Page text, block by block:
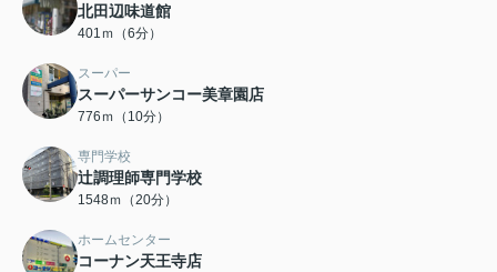
北田辺味道館
401ｍ（6分）
スーパー
スーパーサンコー美章園店
776ｍ（10分）
専門学校
辻調理師専門学校
1548ｍ（20分）
ホームセンター
コーナン天王寺店